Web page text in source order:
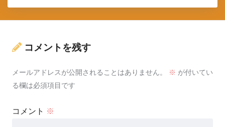
コメントを残す
メールアドレスが公開されることはありません。 ※ が付いてい
る欄は必須項目です
コメント ※